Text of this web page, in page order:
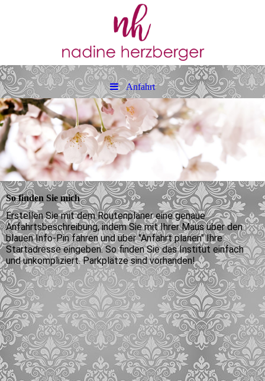
Anfahrt
So finden Sie mich
Erstellen Sie mit dem Routenplaner eine genaue
Anfahrtsbeschreibung, indem Sie mit Ihrer Maus über den
blauen Info-Pin fahren und über "Anfahrt planen" Ihre
Startadresse eingeben. So finden Sie das Institut einfach
und unkompliziert. Parkplätze sind vorhanden!